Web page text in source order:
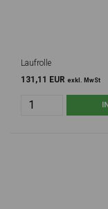
Laufrolle
131,11 EUR exkl. MwSt